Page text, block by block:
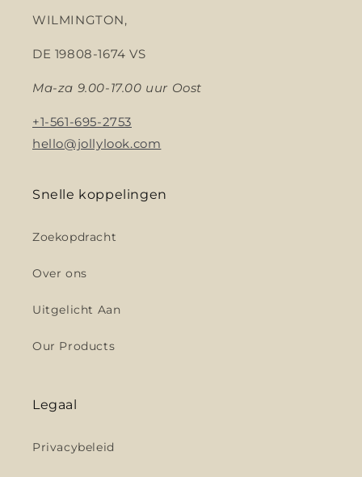
WILMINGTON,
DE 19808-1674 VS
Ma-za 9.00-17.00 uur Oost
+1-561-695-2753
hello@jollylook.com
Snelle koppelingen
Zoekopdracht
Over ons
Uitgelicht Aan
Our Products
Legaal
Privacybeleid